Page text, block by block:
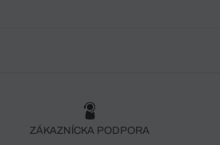
ZÁKAZNÍCKA PODPORA